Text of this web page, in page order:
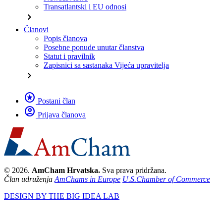
Transatlantski i EU odnosi
chevron_right
Članovi
Popis članova
Posebne ponude unutar članstva
Statut i pravilnik
Zapisnici sa sastanaka Vijeća upravitelja
chevron_right
stars Postani član
account_circle Prijava članova
© 2026. AmCham Hrvatska. Sva prava pridržana.
Član udruženja AmChams in Europe U.S.Chamber of Commerce
DESIGN BY THE BIG IDEA LAB